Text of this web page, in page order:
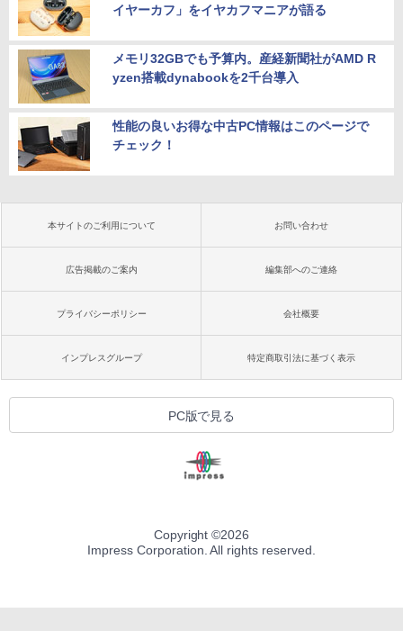
イヤーカフ」をイヤカフマニアが語る
メモリ32GBでも予算内。産経新聞社がAMD R
yzen搭載dynabookを2千台導入
性能の良いお得な中古PC情報はこのページで
チェック！
本サイトのご利用について お問い合わせ
広告掲載のご案内 編集部へのご連絡
プライバシーポリシー 会社概要
インプレスグループ 特定商取引法に基づく表示
PC版で見る
Copyright ©2026
Impress Corporation. All rights reserved.